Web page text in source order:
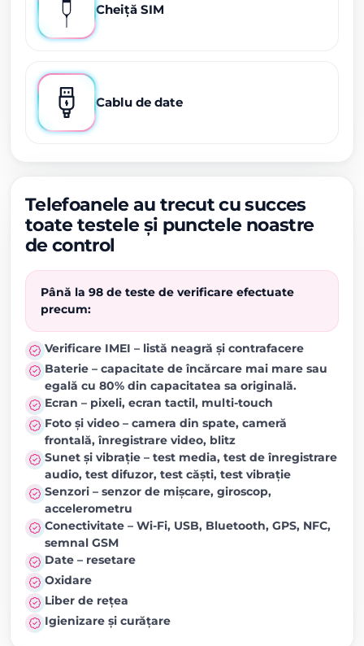
Cheiță SIM
Cablu de date
Telefoanele au trecut cu succes
toate testele și punctele noastre
de control
Până la 98 de teste de verificare efectuate
precum:
Verificare IMEI – listă neagră și contrafacere
Baterie – capacitate de încărcare mai mare sau
egală cu 80% din capacitatea sa originală.
Ecran – pixeli, ecran tactil, multi-touch
Foto și video – camera din spate, cameră
frontală, înregistrare video, blitz
Sunet și vibrație – test media, test de înregistrare
audio, test difuzor, test căști, test vibrație
Senzori – senzor de mișcare, giroscop,
accelerometru
Conectivitate – Wi-Fi, USB, Bluetooth, GPS, NFC,
semnal GSM
Date – resetare
Oxidare
Liber de rețea
Igienizare și curățare